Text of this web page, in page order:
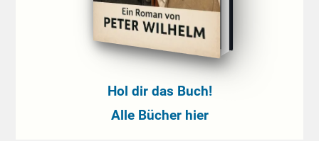
Hol dir das Buch!
Alle Bücher hier